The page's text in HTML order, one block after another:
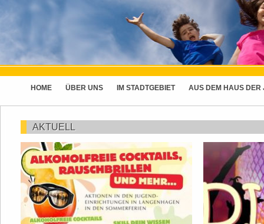
HOME ÜBER UNS IM STADTGEBIET AUS DEM HAUS DER
AKTUELL